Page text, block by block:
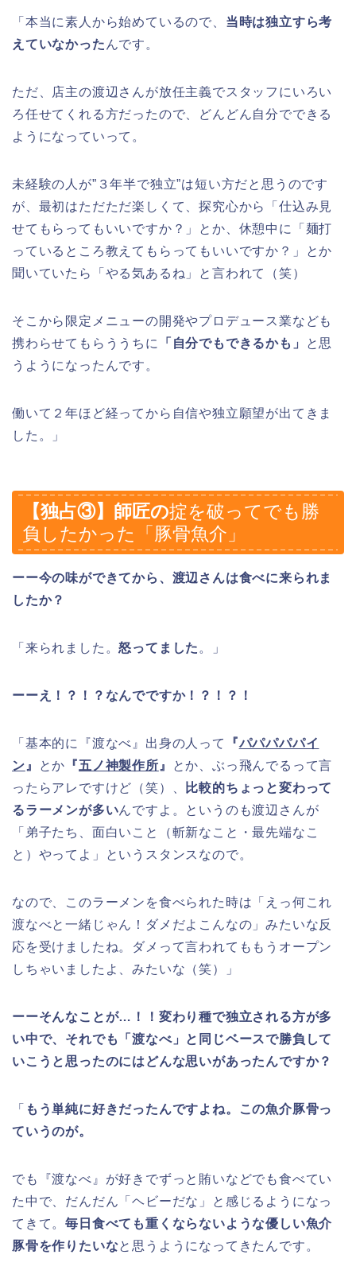
「本当に素人から始めているので、 当時は独立すら考
えていなかった んです。
ただ、店主の渡辺さんが放任主義でスタッフにいろい
ろ任せてくれる方だったので、どんどん自分でできる
ようになっていって。
未経験の人が”３年半で独立”は短い方だと思うのです
が、最初はただただ楽しくて、探究心から「仕込み見
せてもらってもいいですか？」とか、休憩中に「麺打
っているところ教えてもらってもいいですか？」とか
聞いていたら「やる気あるね」と言われて（笑）
そこから限定メニューの開発やプロデュース業なども
携わらせてもらううちに
「自分でもできるかも」
と思
うようになったんです。
働いて２年ほど経ってから自信や独立願望が出てきま
した。」
【独占③】師匠の掟を破ってでも勝
負したかった「豚骨魚介」
ーー今の味ができてから、渡辺さんは食べに来られま
したか？
「来られました。怒ってました 。」
ーーえ！？！？なんでですか！？！？！
「基本的に『渡なべ』出身の人って 『パパパパパイ
ン 』 とか 『五ノ神製作所 』
とか、ぶっ飛んでるって言
ったらアレですけど（笑）、
比較的ちょっと変わって
るラーメンが多いんですよ。というのも渡辺さんが
「弟子たち、面白いこと（斬新なこと・最先端なこ
と）やってよ」というスタンスなので。
なので、このラーメンを食べられた時は「えっ何これ
渡なべと一緒じゃん！ダメだよこんなの」みたいな反
応を受けましたね。ダメって言われてももうオープン
しちゃいましたよ、みたいな（笑）」
ーーそんなことが…！！変わり種で独立される方が多
い中で、それでも「渡なべ」と同じベースで勝負して
いこうと思ったのにはどんな思いがあったんですか？
「 もう単純に好きだったんですよね。この魚介豚骨っ
ていうのが。
でも『渡なべ』が好きでずっと賄いなどでも食べてい
た中で、だんだん「ヘビーだな」と感じるようになっ
てきて。毎日食べても重くならないような優しい魚介
豚骨を作りたいなと思うようになってきたんです。